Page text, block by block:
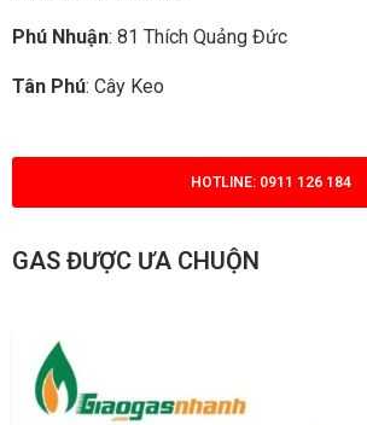
Phú Nhuận: 81 Thích Quảng Đức
Tân Phú: Cây Keo
HOTLINE: 0911 126 184
GAS ĐƯỢC ƯA CHUỘN